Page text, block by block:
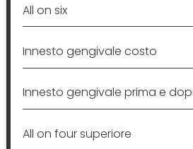
All on six
Innesto gengivale costo
Innesto gengivale prima e
All on four superiore